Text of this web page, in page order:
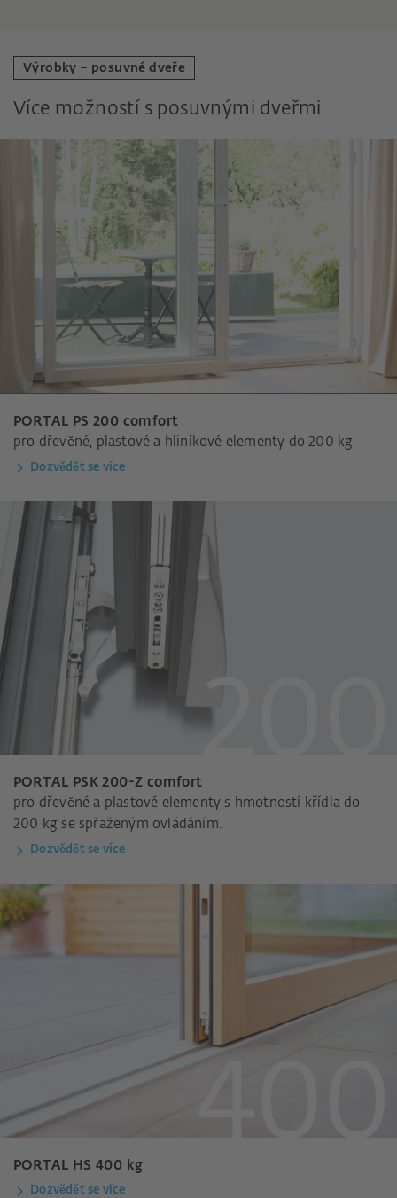
Výrobky – posuvné dveře
Více možností s posuvnými dveřmi
PORTAL PS 200 comfort
pro dřevěné, plastové a hliníkové elementy do 200 kg.
Dozvědět se více
PORTAL PSK 200-Z comfort
pro dřevěné a plastové elementy s hmotností křídla do
200 kg se spřaženým ovládáním.
Dozvědět se více
PORTAL HS 400 kg
Dozvědět se více